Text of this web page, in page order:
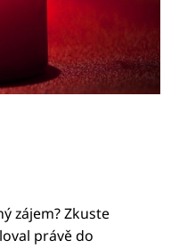
zájem? Zkuste
právě do